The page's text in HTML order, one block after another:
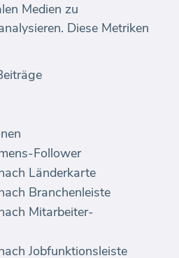
Medien zu
Diese Metriken
Follower
Länderkarte
Branchenleiste
Mitarbeiter-
Jobfunktionsleiste